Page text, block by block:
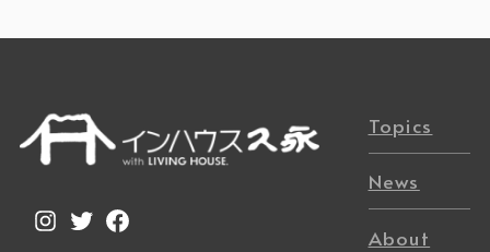
Instagram
TwitterFacebook
Topics
News
About